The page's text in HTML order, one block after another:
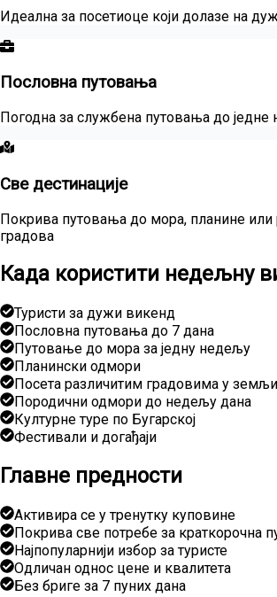
Идеална за посетиоце који долазе на
Пословна путовања
Погодна за службена путовања до
Све дестинације
Покрива путовања до мора, планине или
градова
Када користити недељну
Туристи за дужи викенд
Пословна путовања до 7 дана
Путовање до мора за једну недељу
Планински одмори
Посета различитим градовима у земљи
Породични одмори до недељу дана
Културне туре по Бугарској
Фестивали и догађаји
Главне предности
Активира се у тренутку куповине
Покрива све потребе за краткорочна
Најпопуларнији избор за туристе
Одличан однос цене и квалитета
Без бриге за 7 пуних дана